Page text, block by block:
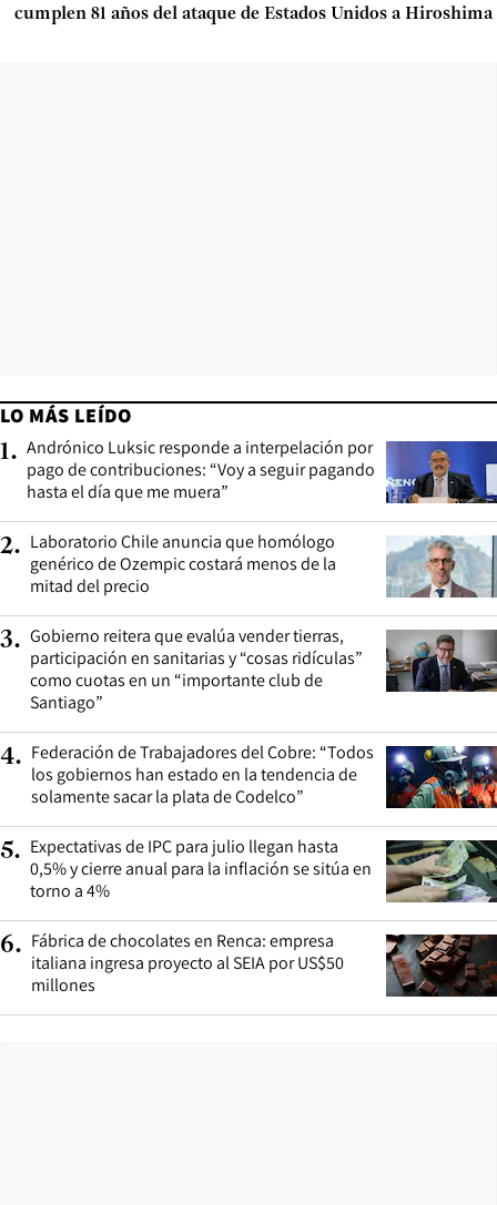
cumplen 81 años del ataque de Estados Unidos a Hiroshima
LO MÁS LEÍDO
1. Andrónico Luksic responde a interpelación por
pago de contribuciones: “Voy a seguir pagando
hasta el día que me muera”
2. Laboratorio Chile anuncia que homólogo
genérico de Ozempic costará menos de la
mitad del precio
3. Gobierno reitera que evalúa vender tierras,
participación en sanitarias y “cosas ridículas”
como cuotas en un “importante club de
Santiago”
4. Federación de Trabajadores del Cobre: “Todos
los gobiernos han estado en la tendencia de
solamente sacar la plata de Codelco”
5. Expectativas de IPC para julio llegan hasta
0,5% y cierre anual para la inflación se sitúa en
torno a 4%
6. Fábrica de chocolates en Renca: empresa
italiana ingresa proyecto al SEIA por US$50
millones